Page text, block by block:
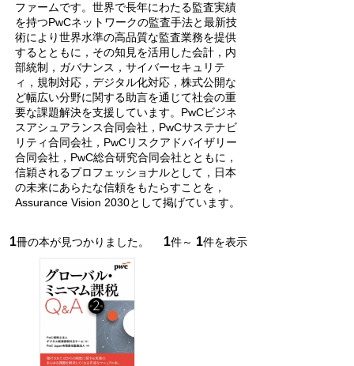
ファームです。世界で長年にわたる監査実績
を持つPwCネットワークの監査手法と最新技
術により世界水準の高品質な監査業務を提供
するとともに，その知見を活用した会計，内
部統制，ガバナンス，サイバーセキュリテ
ィ，規制対応，デジタル化対応，株式公開な
ど幅広い分野に関する助言を通じて社会の重
要な課題解決を支援しています。PwCビジネ
スアシュアランス合同会社，PwCサステナビ
リティ合同会社，PwCリスクアドバイザリー
合同会社，PwC総合研究合同会社とともに，
信穎されるプロフェッショナルとして，日本
の未来にあらたな信頼をもたらすことを，
Assurance Vision 2030として掲げています。
1冊の本が見つかりました。 1件～ 1件を表示